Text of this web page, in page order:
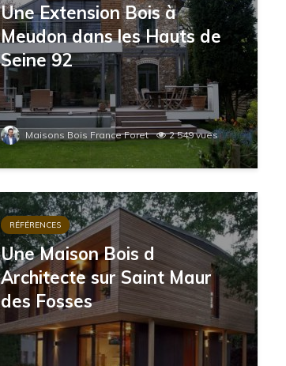
Une Extension Bois à
Meudon dans les Hauts de
Seine 92
Maisons Bois France Foret 2 549 vues
RÉFÉRENCES
Une Maison Bois d
Architecte sur Saint Maur
des Fosses